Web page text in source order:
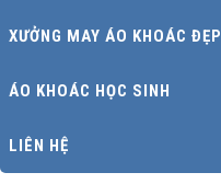
XƯỞNG MAY ÁO KHOÁC ĐẸP
ÁO KHOÁC HỌC SINH
LIÊN HỆ